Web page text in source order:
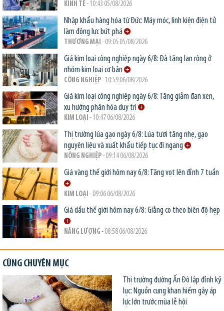
KINH TẾ- 10:43 05/08/2026
Nhập khẩu hàng hóa từ Đức: Máy móc, linh kiện điện tử
làm động lực bứt phá
THƯƠNG MẠI - 09:05 05/08/2026
Giá kim loại công nghiệp ngày 6/8: Đà tăng lan rộng ở
nhóm kim loại cơ bản
CÔNG NGHIỆP- 10:59 06/08/2026
Giá kim loại công nghiệp ngày 6/8: Tăng giảm đan xen,
xu hướng phân hóa duy trì
KIM LOẠI - 10:47 06/08/2026
Thị trường lúa gạo ngày 6/8: Lúa tươi tăng nhẹ, gạo
nguyên liệu và xuất khẩu tiếp tục đi ngang
NÔNG NGHIỆP- 09:14 06/08/2026
Giá vàng thế giới hôm nay 6/8: Tăng vọt lên đỉnh 7 tuần
KIM LOẠI - 09:06 06/08/2026
Giá dầu thế giới hôm nay 6/8: Giằng co theo biên độ hẹp
NĂNG LƯỢNG - 08:58 06/08/2026
CÙNG CHUYÊN MỤC
Thị trường đường Ấn Độ lập đỉnh kỷ
lục: Nguồn cung khan hiếm gây áp
lực lớn trước mùa lễ hội